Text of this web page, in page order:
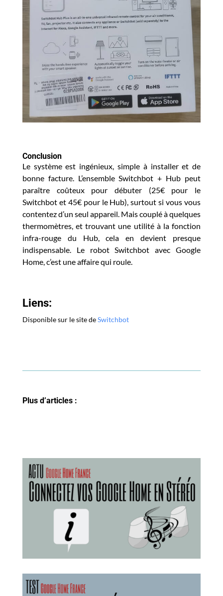
Conclusion
Le système est ingénieux, simple à installer et de
bonne facture. L’ensemble Switchbot + Hub peut
paraître coûteuxpour débuter (25€ pour le
Switchbot et 45€ pour le Hub), surtout si vous vous
contentez d’un seul appareil. Mais couplé à quelques
thermomètres, et trouvant une utilité à la fonction
infra-rouge du Hub, cela en devient presque
indispensable. Le robot Switchbot avec Google
Home, c’est une affaire qui roule.
Liens:
Disponible sur le site deSwitchbot
Plus d’articles :